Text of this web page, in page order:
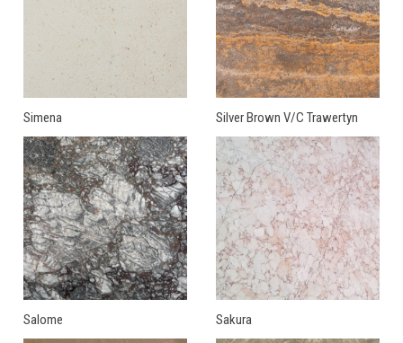
Simena Silver Brown V/C Trawertyn
Salome Sakura